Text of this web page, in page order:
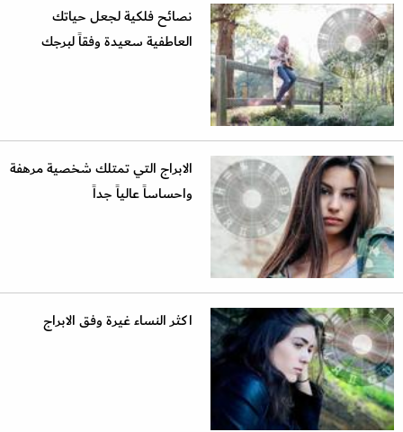
نصائح فلكية لجعل حياتك
العاطفية سعيدة وفقاً لبرجك
الابراج التي تمتلك شخصية مرهفة
واحساساً عالياً جداً
اكثر النساء غيرة وفق الابراج